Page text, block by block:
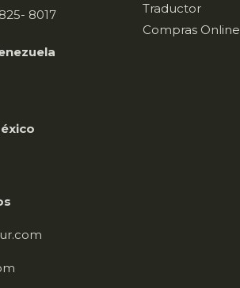
8017
Traductor
Compras Online